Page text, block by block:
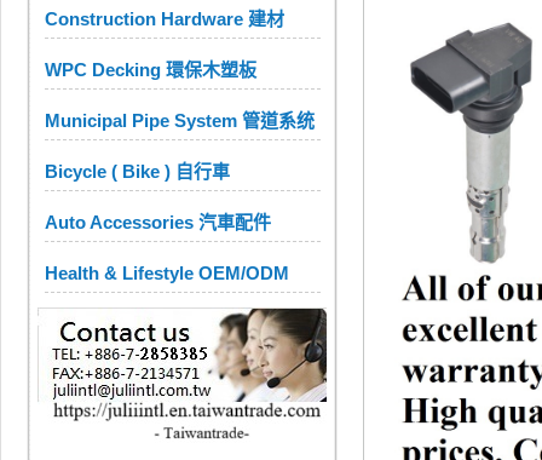
Construction Hardware 建材
WPC Decking 環保木塑板
Municipal Pipe System 管道系统
Bicycle ( Bike ) 自行車
Auto Accessories 汽車配件
Health & Lifestyle OEM/ODM